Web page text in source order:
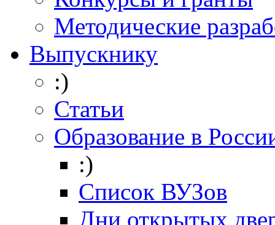
Методические
Выпускнику
:)
Статьи
Образование в
:)
Список ВУЗов
Дни открытых